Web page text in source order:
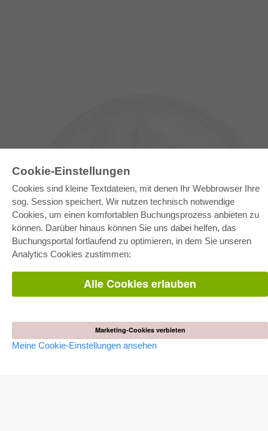
Cookie-Einstellungen
Cookies sind kleine Textdateien, mit denen Ihr Webbrowser Ihre
sog. Session speichert. Wir nutzen technisch notwendige
Cookies, um einen komfortablen Buchungsprozess anbieten zu
können. Darüber hinaus können Sie uns dabei helfen, das
Buchungsportal fortlaufend zu optimieren, in dem Sie unseren
Analytics Cookies zustimmen:
Alle Cookies erlauben
Marketing-Cookies verbieten
Meine Cookie-Einstellungen ansehen
E-COLLECTION
Gesamtpaket
Fachbereichspakete
Bereitstellung von E-Books
Häufig gestellte Fragen (FAQ)
Versandkosten
AGB